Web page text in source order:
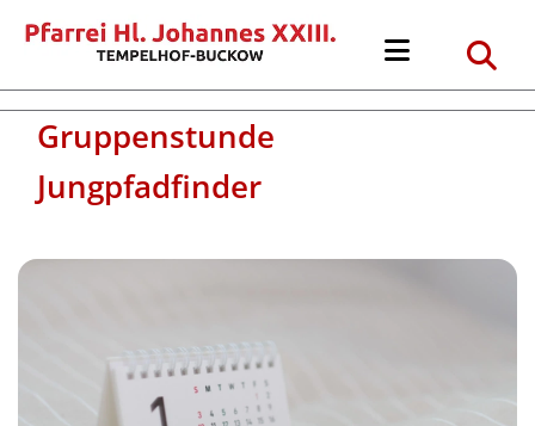
Gruppenstunde
Jungpfadfinder